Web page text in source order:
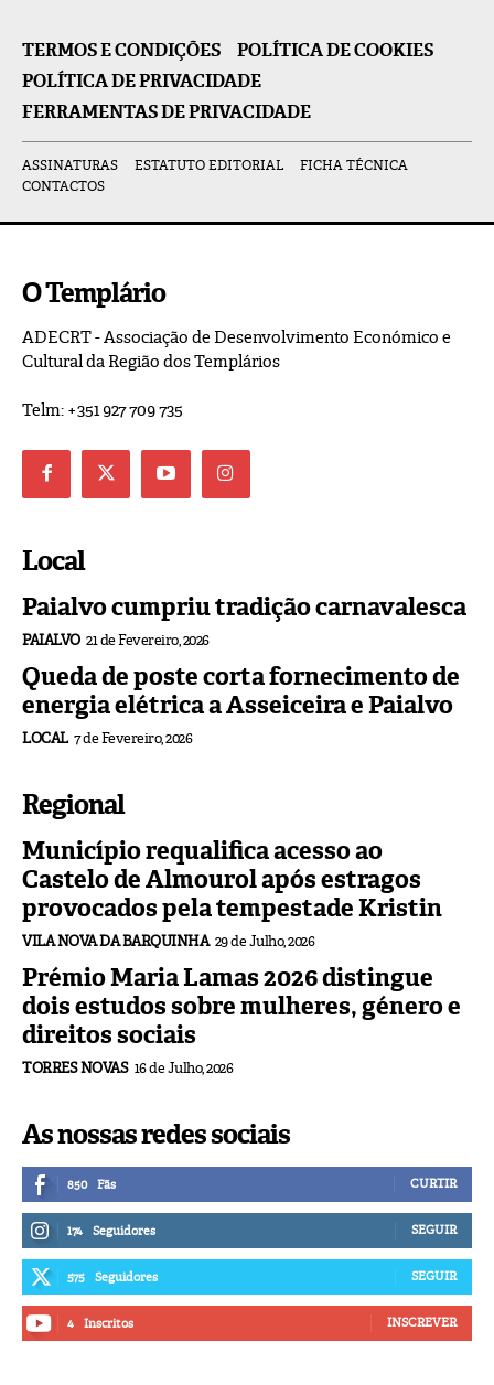
TERMOS E CONDIÇÕES
POLÍTICA DE COOKIES
POLÍTICA DE PRIVACIDADE
FERRAMENTAS DE PRIVACIDADE
ASSINATURAS ESTATUTO EDITORIAL
FICHA TÉCNICA
CONTACTOS
O Templário
ADECRT - Associação de Desenvolvimento Económico e
Cultural da Região dos Templários
Telm: +351 927 709 735
Local
Paialvo cumpriu tradição carnavalesca
PAIALVO 21 de Fevereiro, 2026
Queda de poste corta fornecimento de
energia elétrica a Asseiceira e Paialvo
LOCAL 7 de Fevereiro, 2026
Regional
Município requalifica acesso ao
Castelo de Almourol após estragos
provocados pela tempestade Kristin
VILA NOVA DA BARQUINHA 29 de Julho, 2026
Prémio Maria Lamas 2026 distingue
dois estudos sobre mulheres, género e
direitos sociais
TORRES NOVAS 16 de Julho, 2026
As nossas redes sociais
850 Fãs CURTIR
174 Seguidores SEGUIR
575 Seguidores SEGUIR
4 Inscritos INSCREVER